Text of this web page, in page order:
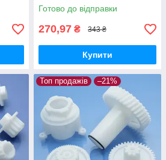
Готово до відправки
270,97 ₴ 343 ₴
Купити
Топ продажів –21%